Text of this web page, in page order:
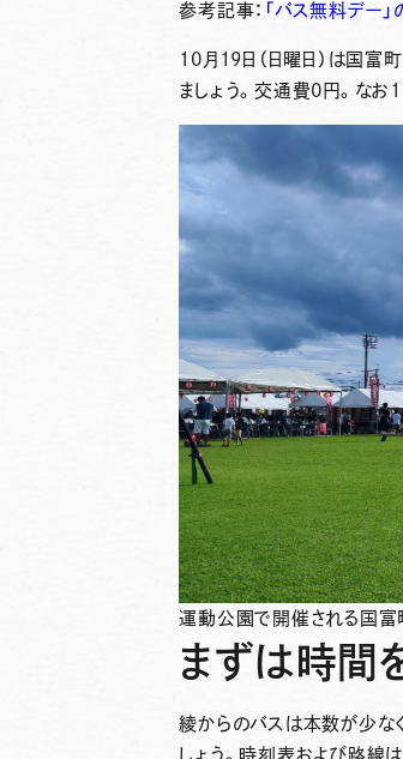
参考記事： 「バス無料デー
10月19日（日曜日）は国富
ましょう。交通費0円。なお
運動公園で開催される国富
まずは時間
綾からのバスは本数が少な
しょう。時刻表および路線